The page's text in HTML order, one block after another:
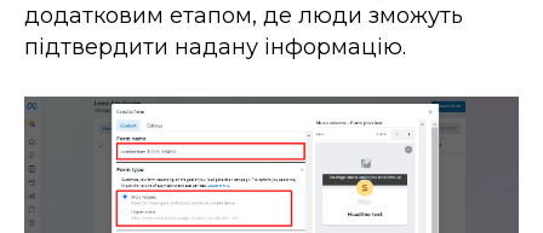
додатковим етапом, де люди зможуть
підтвердити надану інформацію.